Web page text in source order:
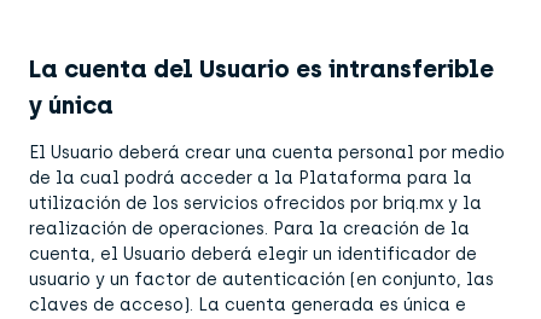
La cuenta del Usuario es intransferible
y única
El Usuario deberá crear una cuenta personal por medio
de la cual podrá acceder a la Plataforma para la
utilización de los servicios ofrecidos por briq.mx y la
realización de operaciones. Para la creación de la
cuenta, el Usuario deberá elegir un identificador de
usuario y un factor de autenticación (en conjunto, las
claves de acceso). La cuenta generada es única e